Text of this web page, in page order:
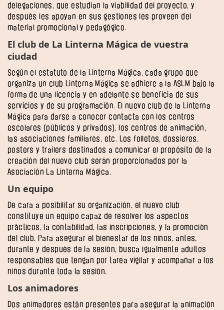
delegaciones, que estudian la viabilidad del proyecto, y
después les apoyan en sus gestiones les proveen del
material promocional y pedagógico.
El club de La Linterna Mágica de vuestra
ciudad
Según el estatuto de la Linterna Mágica, cada grupo que
organiza un club Linterna Mágica se adhiere a la ASLM bajo la
forma de una licencia y en adelante se beneficia de sus
servicios y de su programación. El nuevo club de la Linterna
Mágica para darse a conocer contacta con los centros
escolares (públicos y privados), los centros de animación,
las asociaciones familiares, etc. Los folletos, dossieres,
posters y trailers destinados a comunicar el propósito de la
creación del nuevo club serán proporcionados por la
Asociación La Linterna Mágica.
Un equipo
De cara a posibilitar su organización, el nuevo club
constituye un equipo capaz de resolver los aspectos
prácticos, la contabilidad, las inscripciones, y la promoción
del club. Para asegurar el bienestar de los niños, antes,
durante y después de la sesión, busca igualmente adultos
responsables que tengan por tarea vigilar y acompañar a los
niños durante toda la sesión.
Los animadores
Dos animadores están presentes para asegurar la animación